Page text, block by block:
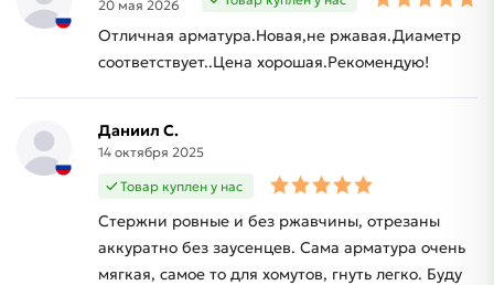
20 мая 2026
Отличная арматура.Новая,не ржавая.Диаметр
соответствует..Цена хорошая.Рекомендую!
Даниил С.
14 октября 2025
Товар куплен у нас
Стержни ровные и без ржавчины, отрезаны
аккуратно без заусенцев. Сама арматура очень
мягкая, самое то для хомутов, гнуть легко. Буду